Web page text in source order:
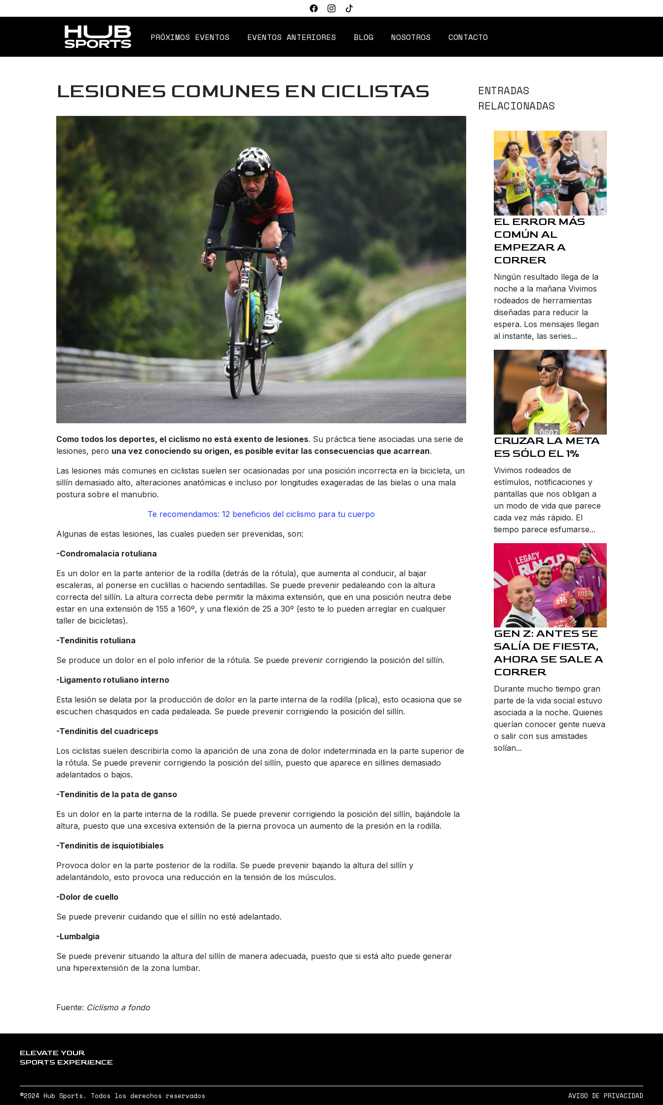
PRÓXIMOS EVENTOS EVENTOS ANTERIORES BLOG NOSOTROS CONTACTO
LESIONES COMUNES EN CICLISTAS
Como todos los deportes, el ciclismo no está exento de lesiones. Su práctica tiene asociadas una serie de
lesiones, pero una vez conociendo su origen, es posible evitar las consecuencias que acarrean.
Las lesiones más comunes en ciclistas suelen ser ocasionadas por una posición incorrecta en la bicicleta, un
sillín demasiado alto, alteraciones anatómicas e incluso por longitudes exageradas de las bielas o una mala
postura sobre el manubrio.
Te recomendamos: 12 beneficios del ciclismo para tu cuerpo
Algunas de estas lesiones, las cuales pueden ser prevenidas, son:
-Condromalacia rotuliana
Es un dolor en la parte anterior de la rodilla (detrás de la rótula), que aumenta al conducir, al bajar
escaleras, al ponerse en cuclillas o haciendo sentadillas. Se puede prevenir pedaleando con la altura
correcta del sillín. La altura correcta debe permitir la máxima extensión, que en una posición neutra debe
estar en una extensión de 155 a 160º, y una flexión de 25 a 30º (esto te lo pueden arreglar en cualquier
taller de bicicletas).
-Tendinitis rotuliana
Se produce un dolor en el polo inferior de la rótula. Se puede prevenir corrigiendo la posición del sillín.
-Ligamento rotuliano interno
Esta lesión se delata por la producción de dolor en la parte interna de la rodilla (plica), esto ocasiona que se
escuchen chasquidos en cada pedaleada. Se puede prevenir corrigiendo la posición del sillín.
-Tendinitis del cuadriceps
Los ciclistas suelen describirla como la aparición de una zona de dolor indeterminada en la parte superior de
la rótula. Se puede prevenir corrigiendo la posición del sillín, puesto que aparece en sillines demasiado
adelantados o bajos.
-Tendinitis de la pata de ganso
Es un dolor en la parte interna de la rodilla. Se puede prevenir corrigiendo la posición del sillín, bajándole la
altura, puesto que una excesiva extensión de la pierna provoca un aumento de la presión en la rodilla.
-Tendinitis de isquiotibiales
Provoca dolor en la parte posterior de la rodilla. Se puede prevenir bajando la altura del sillín y
adelantándolo, esto provoca una reducción en la tensión de los músculos.
-Dolor de cuello
Se puede prevenir cuidando que el sillín no esté adelantado.
-Lumbalgia
Se puede prevenir situando la altura del sillín de manera adecuada, puesto que si está alto puede generar
una hiperextensión de la zona lumbar.
Fuente: Ciclismo a fondo
ENTRADAS
RELACIONADAS
EL ERROR MÁS
COMÚN AL
EMPEZAR A
CORRER
Ningún resultado llega de la
noche a la mañana Vivimos
rodeados de herramientas
diseñadas para reducir la
espera. Los mensajes llegan
al instante, las series...
CRUZAR LA META
ES SÓLO EL 1%
Vivimos rodeados de
estímulos, notificaciones y
pantallas que nos obligan a
un modo de vida que parece
cada vez más rápido. El
tiempo parece esfumarse...
GEN Z: ANTES SE
SALÍA DE FIESTA,
AHORA SE SALE A
CORRER
Durante mucho tiempo gran
parte de la vida social estuvo
asociada a la noche. Quienes
querían conocer gente nueva
o salir con sus amistades
solían...
ELEVATE YOUR
SPORTS EXPERIENCE
©2024 Hub Sports. Todos los derechos reservados AVISO DE PRIVACIDAD